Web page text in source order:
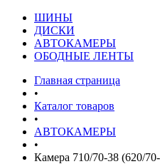
ШИНЫ
ДИСКИ
АВТОКАМЕРЫ
ОБОДНЫЕ ЛЕНТЫ
Главная страница
•
Каталог товаров
•
АВТОКАМЕРЫ
•
Камера 710/70-38 (620/